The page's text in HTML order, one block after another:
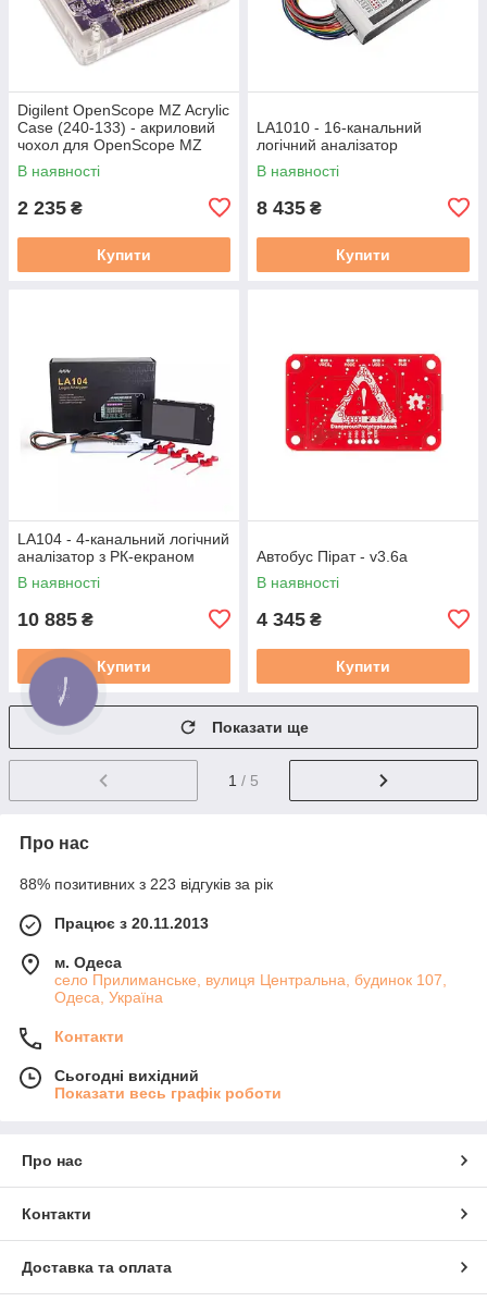
Digilent OpenScope MZ Acrylic
Case (240-133) - акриловий
чохол для OpenScope MZ
В наявності
2 235 ₴
Купити
LA1010 - 16-канальний
логічний аналізатор
В наявності
8 435 ₴
Купити
LA104 - 4-канальний логічний
аналізатор з РК-екраном
В наявності
10 885 ₴
Купити
Автобус Пірат - v3.6a
В наявності
4 345 ₴
Купити
Показати ще
1 / 5
Про нас
88% позитивних з 223 відгуків за рік
Працює з 20.11.2013
м. Одеса
село Прилиманське, вулиця Центральна, будинок 107,
Одеса, Україна
Контакти
Сьогодні вихідний
Показати весь графік роботи
Про нас
Контакти
Доставка та оплата